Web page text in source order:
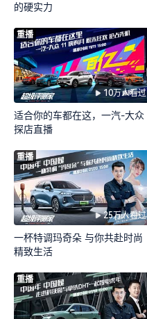
的硬实力
重播
10万人看过
适合你的车都在这，一汽-大众
探店直播
重播
25万人看过
一杯特调玛奇朵 与你共赴时尚
精致生活
重播